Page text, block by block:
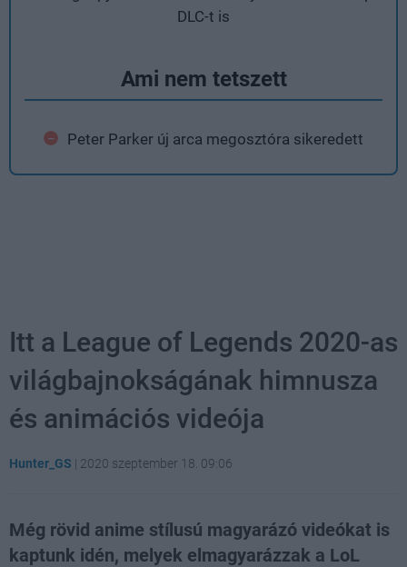
DLC-t is
Ami nem tetszett
Peter Parker új arca megosztóra sikeredett
Itt a League of Legends 2020-as
világbajnokságának himnusza
és animációs videója
Hunter_GS | 2020 szeptember 18. 09:06
Még rövid anime stílusú magyarázó videókat is
kaptunk idén, melyek elmagyarázzak a LoL